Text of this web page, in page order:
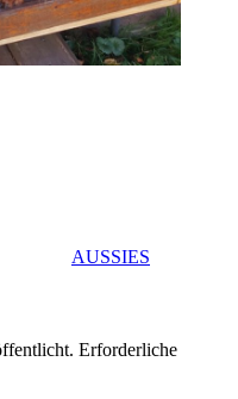
AUSSIES
Erforderliche